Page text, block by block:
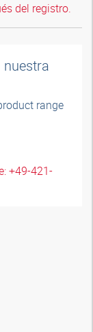
del registro.
nuestra
range
+49-421-